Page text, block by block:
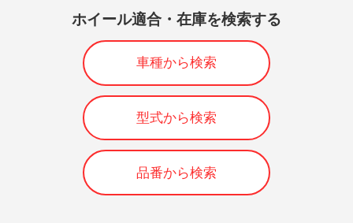
ホイール適合・在庫を検索する
車種から検索
型式から検索
品番から検索